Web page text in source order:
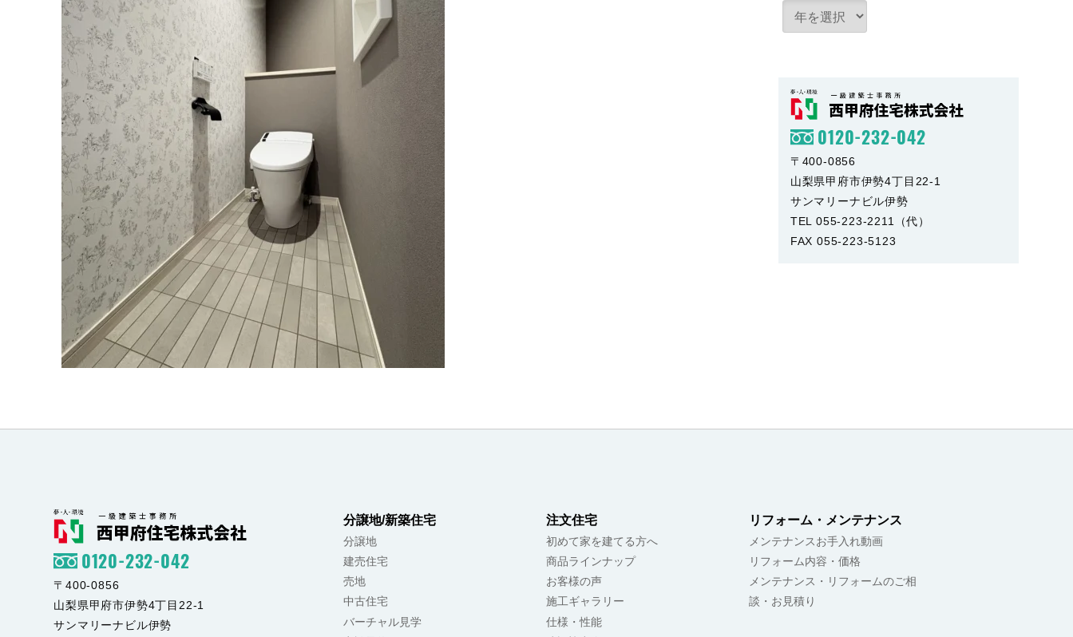
0120-232-042
〒400-0856
山梨県甲府市伊勢4丁目22-1
サンマリーナビル伊勢
TEL 055-223-2211（代）
FAX 055-223-5123
分譲地/新築住宅
分譲地
建売住宅
売地
中古住宅
バーチャル見学
注文住宅
初めて家を建てる方へ
商品ラインナップ
お客様の声
施工ギャラリー
仕様・性能
リフォーム・メンテナンス
メンテナンスお手入れ動画
リフォーム内容・価格
メンテナンス・リフォームのご相
談・お見積り
0120-232-042
〒400-0856
山梨県甲府市伊勢4丁目22-1
サンマリーナビル伊勢